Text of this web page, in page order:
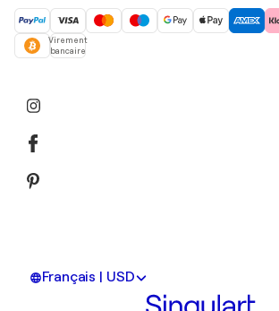
Virement
bancaire
Français | USD